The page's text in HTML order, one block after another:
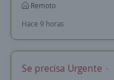
Remoto
Hace 9 horas
Se precisa Urgente